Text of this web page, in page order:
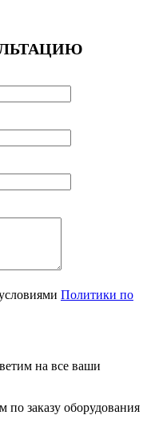
Политики по
на все ваши
заказу оборудования